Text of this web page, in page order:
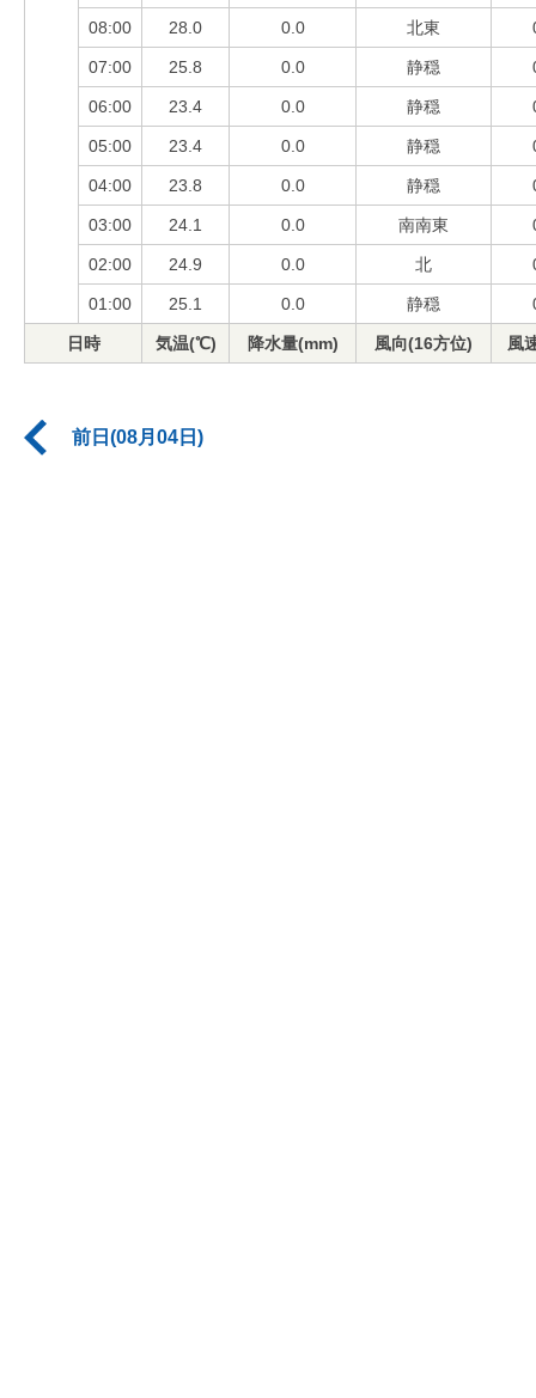
08:00 28.0 0.0 北東
07:00 25.8 0.0 静穏
06:00 23.4 0.0 静穏
05:00 23.4 0.0 静穏
04:00 23.8 0.0 静穏
03:00 24.1 0.0 南南東
02:00 24.9 0.0 北
01:00 25.1 0.0 静穏
日時 気温(℃) 降水量(mm) 風向(16方位) 風
前日(08月04日)